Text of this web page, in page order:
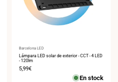
Proveedor:
Barcelona LED
Lámpara LED solar de exterior - CCT - 4 LED
- 120lm
Precio
5,99€
En stock